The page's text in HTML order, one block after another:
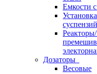
Емкости
Дозаторы
Весовые